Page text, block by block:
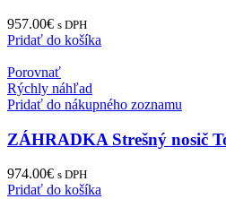
957.00€ s DPH
Pridať do košíka
Porovnať
Rýchly náhľad
Pridať do nákupného zoznamu
ZÁHRADKA Strešný nosič
974.00€ s DPH
Pridať do košíka